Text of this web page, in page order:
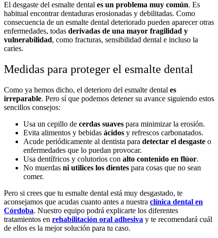
El desgaste del esmalte dental es un problema muy común. Es
habitual encontrar dentaduras erosionadas y debilitadas. Como
consecuencia de un esmalte dental deteriorado pueden aparecer otras
enfermedades, todas derivadas de una mayor fragilidad y
vulnerabilidad, como fracturas, sensibilidad dental e incluso la
caries.
Medidas para proteger el esmalte dental
Como ya hemos dicho, el deterioro del esmalte dental es
irreparable. Pero sí que podemos detener su avance siguiendo estos
sencillos consejos:
Usa un cepillo de cerdas suaves para minimizar la erosión.
Evita alimentos y bebidas ácidos y refrescos carbonatados.
Acude periódicamente al dentista para detectar el desgaste o
enfermedades que lo puedan provocar.
Usa dentífricos y colutorios con alto contenido en flúor.
No muerdas ni utilices los dientes para cosas que no sean
comer.
Pero si crees que tu esmalte dental está muy desgastado, te
aconsejamos que acudas cuanto antes a nuestra clínica dental en
Córdoba. Nuestro equipo podrá explicarte los diferentes
tratamientos en rehabilitación oral adhesiva y te recomendará cuál
de ellos es la mejor solución para tu caso.